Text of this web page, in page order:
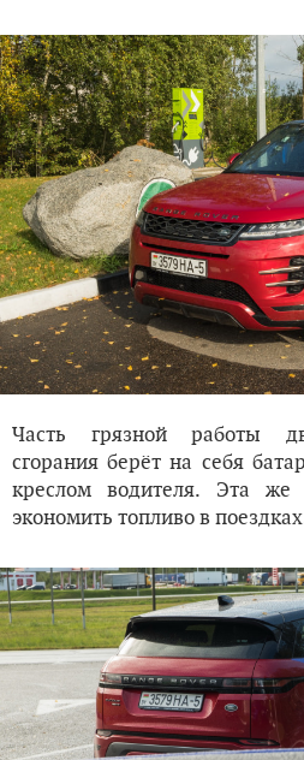
Часть грязной работы
сгорания берёт на себя
креслом водителя. Эта же
экономить топливо в